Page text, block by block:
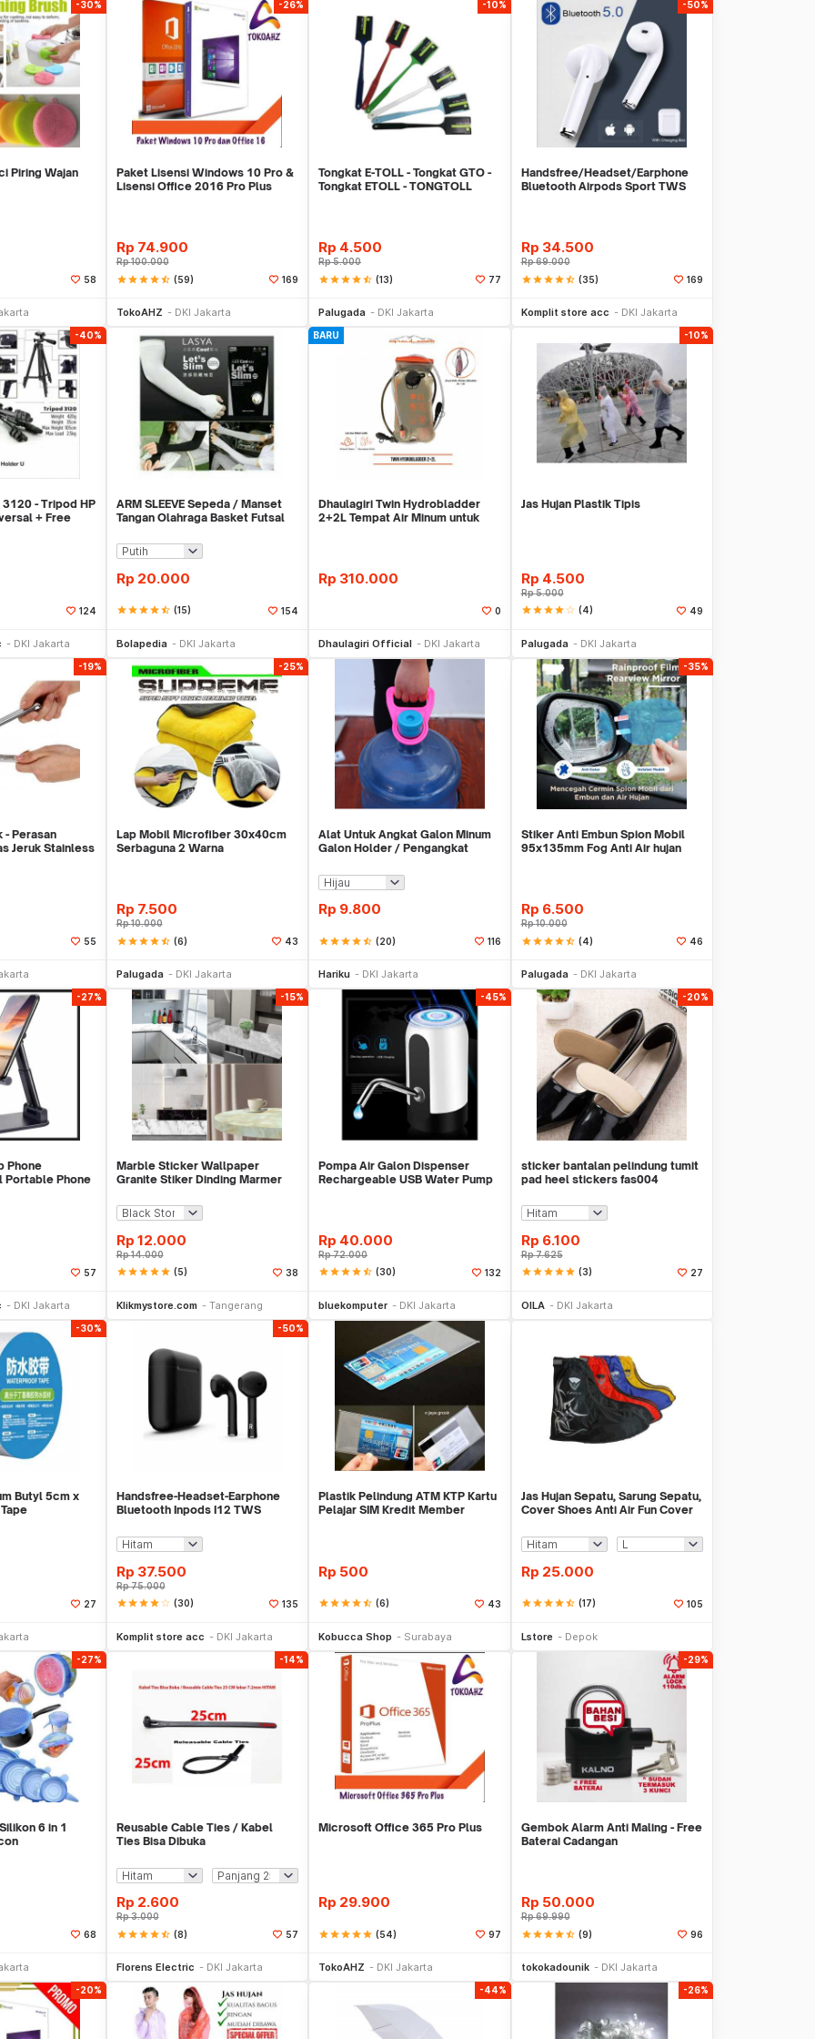
-30%
Piring Wajan
58
-26%
Paket Lisensi Windows 10 Pro &
Lisensi Office 2016 Pro Plus
Rp 74.900
Rp100.000
starstarstarstarstar_half (59) 169
TokoAHZ DKI Jakarta
-10%
Tongkat E-TOLL - Tongkat GTO -
Tongkat ETOLL - TONGTOLL
Rp 4.500
Rp5.000
starstarstarstarstar_half (13) 77
Palugada DKI Jakarta
-50%
Handsfree/Headset/Earphone
Bluetooth Airpods Sport TWS
Rp 34.500
Rp69.000
starstarstarstarstar_half (35) 169
Komplit store acc DKI Jakarta
-40%
- Tripod HP
+ Free
124
DKI Jakarta
ARM SLEEVE Sepeda / Manset
Tangan Olahraga Basket Futsal
Rp 20.000
starstarstarstarstar_half (15) 154
Bolapedia DKI Jakarta
BARU
Dhaulagiri Twin Hydrobladder
2+2L Tempat Air Minum untuk
Rp 310.000
0
Dhaulagiri Official DKI Jakarta
-10%
Jas Hujan Plastik Tipis
Rp 4.500
Rp5.000
starstarstarstarstar_border (4) 49
Palugada DKI Jakarta
-19%
- Perasan
Jeruk Stainless
55
-25%
Lap Mobil Microfiber 30x40cm
Serbaguna 2 Warna
Rp 7.500
Rp10.000
starstarstarstarstar_half (6) 43
Palugada DKI Jakarta
Alat Untuk Angkat Galon Minum
Galon Holder / Pengangkat
Rp 9.800
starstarstarstarstar_half (20) 116
Hariku DKI Jakarta
-35%
Stiker Anti Embun Spion Mobil
95x135mm Fog Anti Air hujan
Rp 6.500
Rp10.000
starstarstarstarstar_half (4) 46
Palugada DKI Jakarta
-27%
Phone
Portable Phone
57
DKI Jakarta
-15%
Marble Sticker Wallpaper
Granite Stiker Dinding Marmer
Rp 12.000
Rp14.000
starstarstarstarstar (5) 38
Klikmystore.com Tangerang
-45%
Pompa Air Galon Dispenser
Rechargeable USB Water Pump
Rp 40.000
Rp72.000
starstarstarstarstar_half (30) 132
bluekomputer DKI Jakarta
-20%
sticker bantalan pelindung tumit
pad heel stickers fas004
Rp 6.100
Rp7.625
starstarstarstarstar (3) 27
OILA DKI Jakarta
-30%
Butyl 5cm x
27
-50%
Handsfree-Headset-Earphone
Bluetooth Inpods I12 TWS
Rp 37.500
Rp75.000
starstarstarstarstar_border (30) 135
Komplit store acc DKI Jakarta
Plastik Pelindung ATM KTP Kartu
Pelajar SIM Kredit Member
Rp 500
starstarstarstarstar_half (6) 43
Kobucca Shop Surabaya
Jas Hujan Sepatu, Sarung Sepatu,
Cover Shoes Anti Air Fun Cover
Rp 25.000
starstarstarstarstar_half (17) 105
Lstore Depok
-27%
6 in 1
68
-14%
Reusable Cable Ties / Kabel
Ties Bisa Dibuka
Rp 2.600
Rp3.000
starstarstarstarstar_half (8) 57
Florens Electric DKI Jakarta
Microsoft Office 365 Pro Plus
Rp 29.900
starstarstarstarstar (54) 97
TokoAHZ DKI Jakarta
-29%
Gembok Alarm Anti Maling - Free
Baterai Cadangan
Rp 50.000
Rp69.990
starstarstarstarstar_half (9) 96
tokokadounik DKI Jakarta
-20% -44% -26%